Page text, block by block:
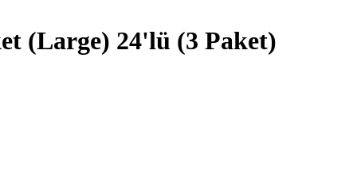
(Large) 24'lü (3 Paket)